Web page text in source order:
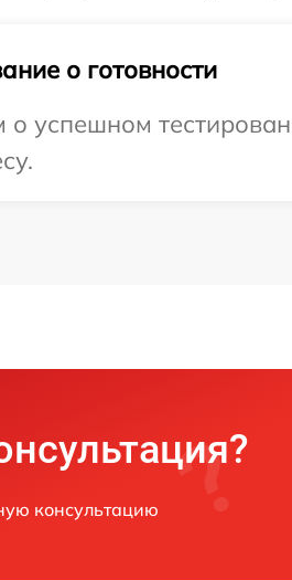
о готовности
успешном
консультацию